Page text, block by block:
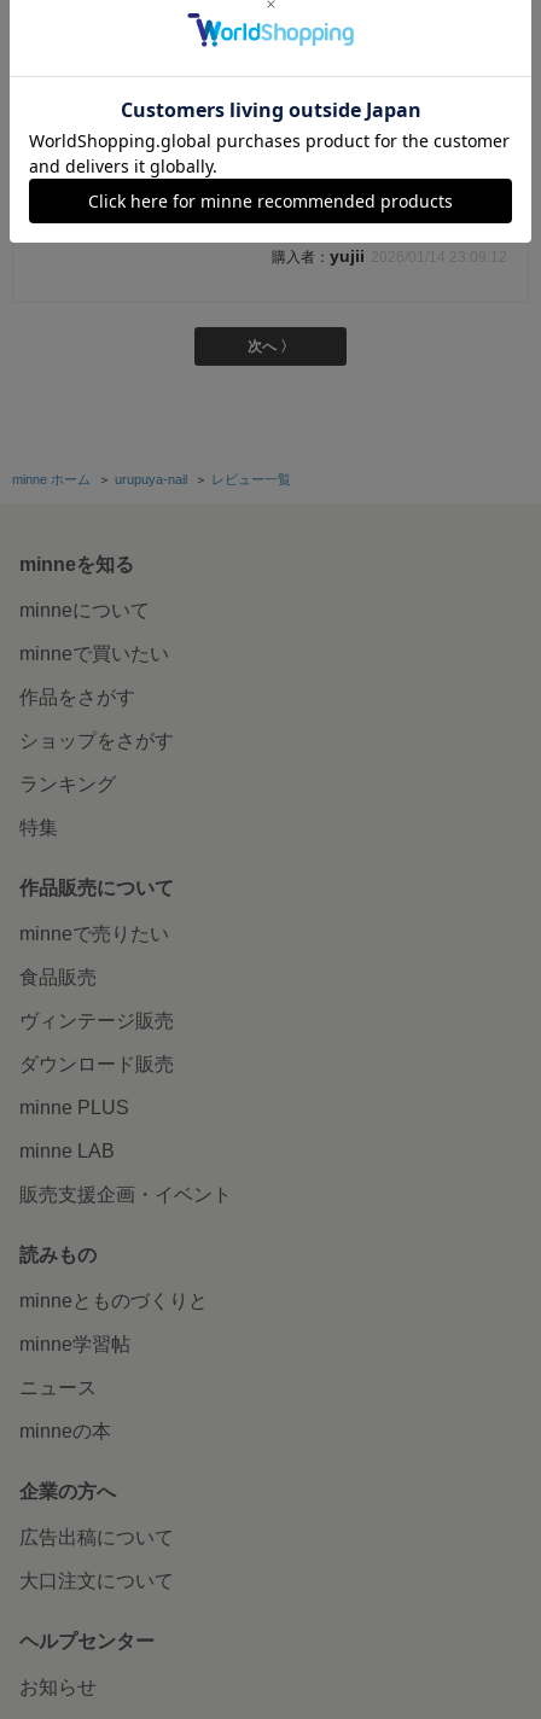
【数量・期間限定1/7まで】HAPPY BAG⭐最大1
る3色)
レビューが遅くなってしまいすいません💦 写真で
見るより、とても素敵なネイルチップで感動しまし
た！ さっそく付けてみたらサイズもピッタリで、
素敵と好評でした😄 ぜひ、またお願いしたいと思
います😊 本当にありがとございます！
yujii 2026/01/14 23:09:12
次へ 〉
minne ホーム ＞ urupuya-nail ＞ レビュー一覧
minneを知る
minneについて
minneで買いたい
作品をさがす
ショップをさがす
ランキング
特集
作品販売について
minneで売りたい
食品販売
ヴィンテージ販売
ダウンロード販売
minne PLUS
minne LAB
販売支援企画・イベント
読みもの
minneとものづくりと
minne学習帖
ニュース
minneの本
企業の方へ
広告出稿について
大口注文について
ヘルプセンター
お知らせ